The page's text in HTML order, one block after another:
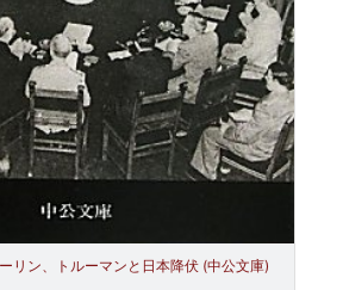
リン、トルーマンと日本降伏 (中公文庫)